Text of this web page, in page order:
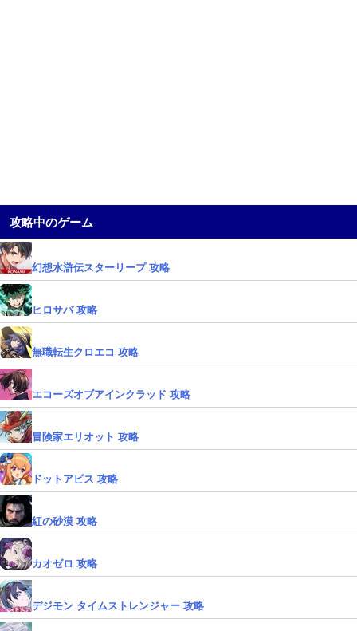
攻略中のゲーム
幻想水滸伝スターリープ 攻略
ヒロサバ 攻略
無職転生クロエコ 攻略
エコーズオブアインクラッド 攻略
冒険家エリオット 攻略
ドットアビス 攻略
紅の砂漠 攻略
カオゼロ 攻略
デジモン タイムストレンジャー 攻略